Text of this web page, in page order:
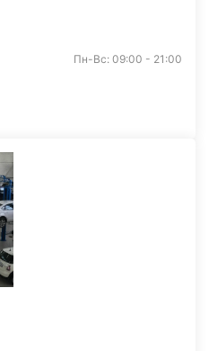
Пн-Вс: 09:00 - 21:00